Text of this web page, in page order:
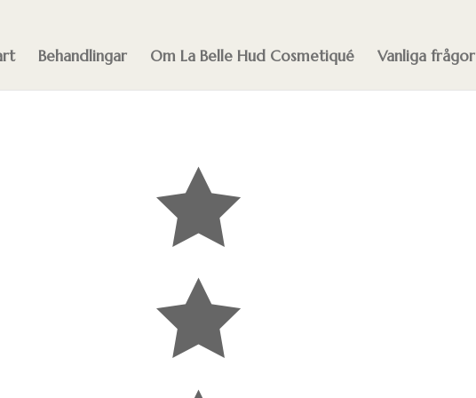
Behandlingar Om La Belle Hud Cosmetiqué Vanliga frågor

